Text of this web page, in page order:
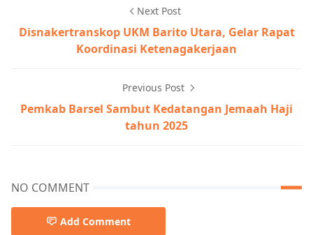
Next Post
Disnakertranskop UKM Barito Utara, Gelar Rapat
Koordinasi Ketenagakerjaan
Previous Post
Pemkab Barsel Sambut Kedatangan Jemaah Haji
tahun 2025
NO COMMENT
Add Comment